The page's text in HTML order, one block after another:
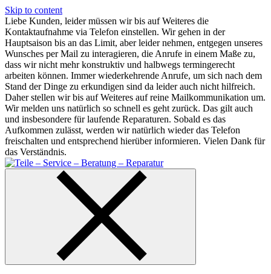
Skip to content
Liebe Kunden, leider müssen wir bis auf Weiteres die
Kontaktaufnahme via Telefon einstellen. Wir gehen in der
Hauptsaison bis an das Limit, aber leider nehmen, entgegen unseres
Wunsches per Mail zu interagieren, die Anrufe in einem Maße zu,
dass wir nicht mehr konstruktiv und halbwegs termingerecht
arbeiten können. Immer wiederkehrende Anrufe, um sich nach dem
Stand der Dinge zu erkundigen sind da leider auch nicht hilfreich.
Daher stellen wir bis auf Weiteres auf reine Mailkommunikation um.
Wir melden uns natürlich so schnell es geht zurück. Das gilt auch
und insbesondere für laufende Reparaturen. Sobald es das
Aufkommen zulässt, werden wir natürlich wieder das Telefon
freischalten und entsprechend hierüber informieren. Vielen Dank für
das Verständnis.